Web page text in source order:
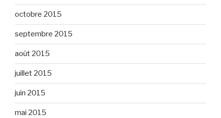
octobre 2015
septembre 2015
août 2015
juillet 2015
juin 2015
mai 2015